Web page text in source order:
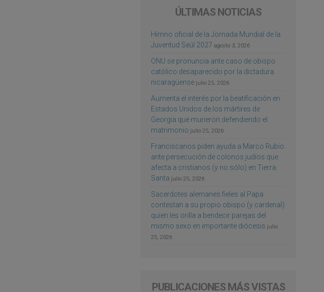
ÚLTIMAS NOTICIAS
Himno oficial de la Jornada Mundial de la
Juventud Seúl 2027 agosto 3, 2026
ONU se pronuncia ante caso de obispo
católico desaparecido por la dictadura
nicaragüense julio 25, 2026
Aumenta el interés por la beatificación en
Estados Unidos de los mártires de
Georgia que murieron defendiendo el
matrimonio julio 25, 2026
Franciscanos piden ayuda a Marco Rubio
ante persecución de colonos judíos que
afecta a cristianos (y no sólo) en Tierra
Santa julio 25, 2026
Sacerdotes alemanes fieles al Papa
contestan a su propio obispo (y cardenal)
quien les orilla a bendecir parejas del
mismo sexo en importante diócesis julio
25, 2026
PUBLICACIONES MÁS VISTAS